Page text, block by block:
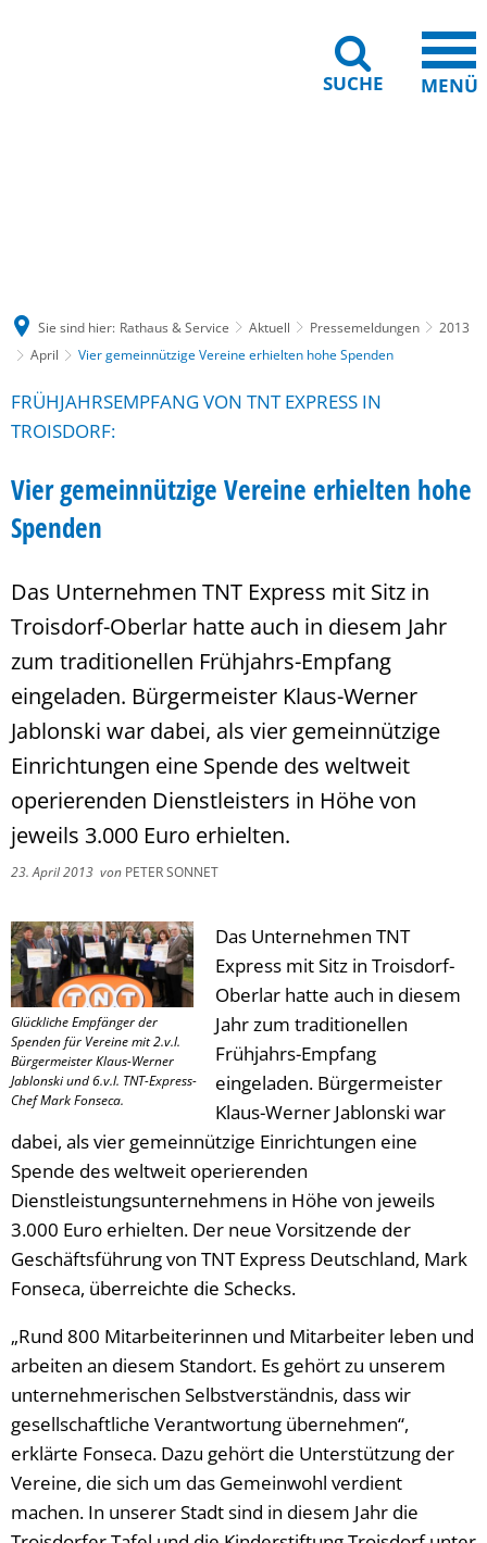
SUCHE MENÜ
Sie sind hier: Rathaus & Service Aktuell Pressemeldungen
2013
April
Vier gemeinnützige Vereine erhielten hohe Spenden
FRÜHJAHRSEMPFANG VON TNT EXPRESS IN
TROISDORF:
Vier gemeinnützige Vereine erhielten hohe
Spenden
Das Unternehmen TNT Express mit Sitz in
Troisdorf-Oberlar hatte auch in diesem Jahr
zum traditionellen Frühjahrs-Empfang
eingeladen. Bürgermeister Klaus-Werner
Jablonski war dabei, als vier gemeinnützige
Einrichtungen eine Spende des weltweit
operierenden Dienstleisters in Höhe von
jeweils 3.000 Euro erhielten.
23. April 2013 von PETER SONNET
Glückliche Empfänger der
Spenden für Vereine mit 2.v.l.
Bürgermeister Klaus-Werner
Jablonski und 6.v.l. TNT-Express-
Chef Mark Fonseca.
Das Unternehmen TNT
Express mit Sitz in Troisdorf-
Oberlar hatte auch in diesem
Jahr zum traditionellen
Frühjahrs-Empfang
eingeladen. Bürgermeister
Klaus-Werner Jablonski war
dabei, als vier gemeinnützige Einrichtungen eine
Spende des weltweit operierenden
Dienstleistungsunternehmens in Höhe von jeweils
3.000 Euro erhielten. Der neue Vorsitzende der
Geschäftsführung von TNT Express Deutschland, Mark
Fonseca, überreichte die Schecks.
„Rund 800 Mitarbeiterinnen und Mitarbeiter leben und
arbeiten an diesem Standort. Es gehört zu unserem
unternehmerischen Selbstverständnis, dass wir
gesellschaftliche Verantwortung übernehmen“,
erklärte Fonseca. Dazu gehört die Unterstützung der
Vereine, die sich um das Gemeinwohl verdient
machen. In unserer Stadt sind in diesem Jahr die